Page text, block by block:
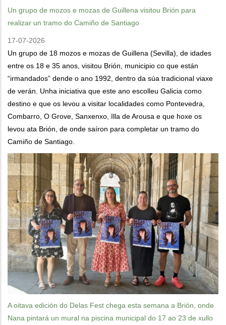
Un grupo de mozos e mozas de Guillena visitou Brión para
realizar un tramo do Camiño de Santiago
17-07-2026
Un grupo de 18 mozos e mozas de Guillena (Sevilla), de idades
entre os 18 e 35 anos, visitou Brión, municipio co que están
“irmandados” dende o ano 1992, dentro da súa tradicional viaxe
de verán. Unha iniciativa que este ano escolleu Galicia como
destino e que os levou a visitar localidades como Pontevedra,
Combarro, O Grove, Sanxenxo, Illa de Arousa e que hoxe os
levou ata Brión, de onde saíron para completar un tramo do
Camiño de Santiago.
A oitava edición do Delas Fest chega esta semana a Brión, onde
Nana pintará un mural na piscina municipal do 17 ao 23 de xullo